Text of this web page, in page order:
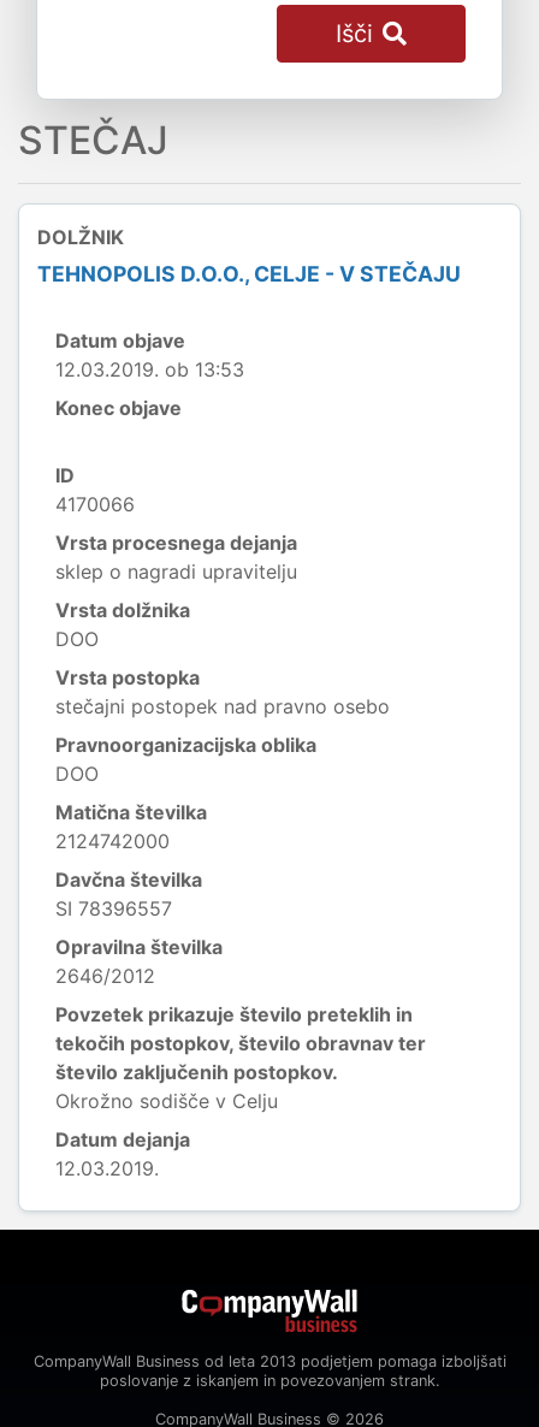
Išči
STEČAJ
DOLŽNIK
TEHNOPOLIS D.O.O., CELJE - V STEČAJU
Datum objave
12.03.2019. ob 13:53
Konec objave
ID
4170066
Vrsta procesnega dejanja
sklep o nagradi upravitelju
Vrsta dolžnika
DOO
Vrsta postopka
stečajni postopek nad pravno osebo
Pravnoorganizacijska oblika
DOO
Matična številka
2124742000
Davčna številka
SI 78396557
Opravilna številka
2646/2012
Povzetek prikazuje število preteklih in
tekočih postopkov, število obravnav ter
število zaključenih postopkov.
Okrožno sodišče v Celju
Datum dejanja
12.03.2019.
CompanyWall Business od leta 2013 podjetjem pomaga izboljšati
poslovanje z iskanjem in povezovanjem strank.
CompanyWall Business © 2026